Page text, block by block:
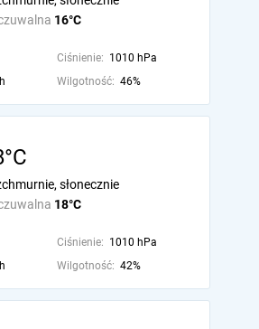
16°C
Ciśnienie: 1010 hPa
Wilgotność: 46%
18°C
słonecznie
Ciśnienie: 1010 hPa
Wilgotność: 42%